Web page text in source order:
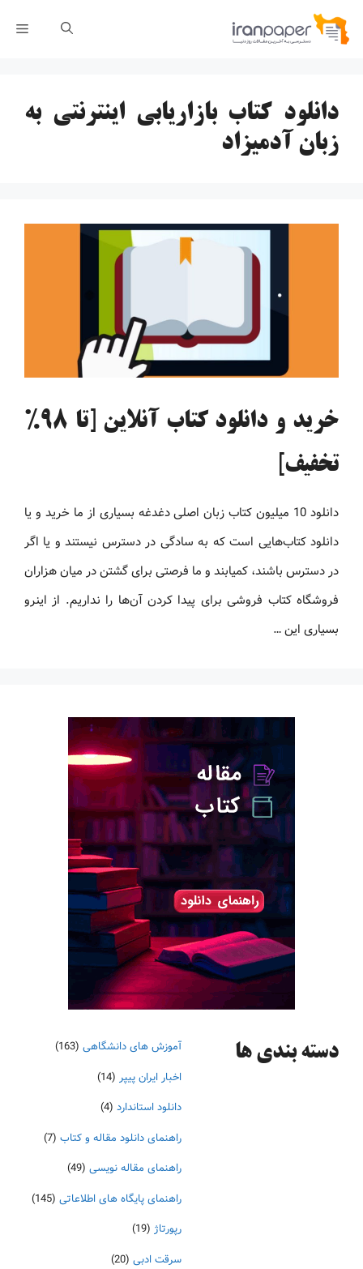
پرش
دانلود کتاب بازاریابی اینترنتی به
زبان آدمیزاد
خرید و دانلود کتاب آنلاین [تا 98%
تخفیف]
دانلود 10 میلیون کتاب زبان اصلی دغدغه بسیاری از ما خرید و یا
دانلود کتاب‌هایی است که به سادگی در دسترس نیستند و یا اگر
در دسترس باشند، کمیابند و ما فرصتی برای گشتن در میان هزاران
فروشگاه کتاب فروشی برای پیدا کردن آن‌ها را نداریم. از اینرو
بسیاری این …
دسته‌ بندی ها آموزش های دانشگاهی (163)
اخبار ایران پیپر (14)
دانلود استاندارد (4)
راهنمای دانلود مقاله و کتاب (7)
راهنمای مقاله نویسی (49)
راهنمای پایگاه های اطلاعاتی (145)
رپورتاژ (19)
سرقت ادبی (20)